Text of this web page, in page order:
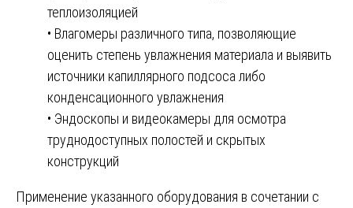
теплоизоляцией
• Влагомеры различного типа, позволяющие
оценить степень увлажнения материала и выявить
источники капиллярного подсоса либо
конденсационного увлажнения
• Эндоскопы и видеокамеры для осмотра
труднодоступных полостей и скрытых
конструкций
Применение указанного оборудования в сочетании с